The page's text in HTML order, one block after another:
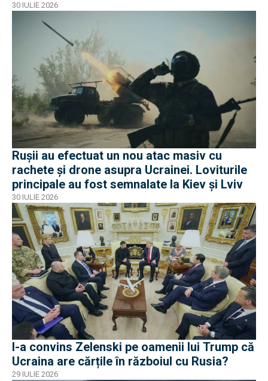
30 IULIE 2026
Rușii au efectuat un nou atac masiv cu
rachete și drone asupra Ucrainei. Loviturile
principale au fost semnalate la Kiev și Lviv
30 IULIE 2026
I-a convins Zelenski pe oamenii lui Trump că
Ucraina are cărțile în războiul cu Rusia?
29 IULIE 2026